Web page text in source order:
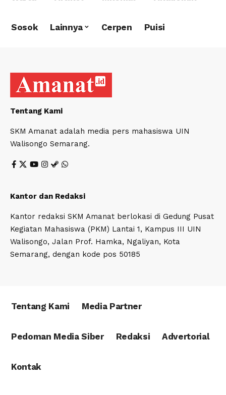
Sosok Lainnya Cerpen Puisi
Tentang Kami
SKM Amanat adalah media pers mahasiswa UIN
Walisongo Semarang.
Kantor dan Redaksi
Kantor redaksi SKM Amanat berlokasi di Gedung Pusat
Kegiatan Mahasiswa (PKM) Lantai 1, Kampus III UIN
Walisongo, Jalan Prof. Hamka, Ngaliyan, Kota
Semarang, dengan kode pos 50185
Tentang Kami Media Partner
Pedoman Media Siber Redaksi Advertorial
Kontak